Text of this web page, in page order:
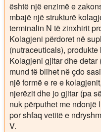
është një enzimë e
mbajë një strukturë
terminalin N të zinxhirit
Kolagjeni përdoret në
(nutraceuticals),
Kolagjeni gjitar dhe detar
mund të blihet në çdo
një formë e re e
njerëzit dhe jo gjitar (pa
nuk përputhet me ndonjë
por shfaq vetitë e
V.